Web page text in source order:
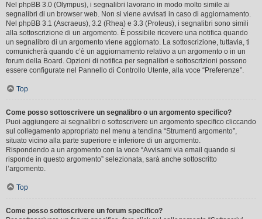
Nel phpBB 3.0 (Olympus), i segnalibri lavorano in modo molto simile ai
segnalibri di un browser web. Non si viene avvisati in caso di aggiornamento.
Nel phpBB 3.1 (Ascraeus), 3.2 (Rhea) e 3.3 (Proteus), i segnalibri sono simili
alla sottoscrizione di un argomento. È possibile ricevere una notifica quando
un segnalibro di un argomento viene aggiornato. La sottoscrizione, tuttavia, ti
comunicherà quando c’è un aggiornamento relativo a un argomento o in un
forum della Board. Opzioni di notifica per segnalibri e sottoscrizioni possono
essere configurate nel Pannello di Controllo Utente, alla voce “Preferenze”.
Top
Come posso sottoscrivere un segnalibro o un argomento specifico?
Puoi aggiungere ai segnalibri o sottoscrivere un argomento specifico cliccando
sul collegamento appropriato nel menu a tendina “Strumenti argomento”,
situato vicino alla parte superiore e inferiore di un argomento.
Rispondendo a un argomento con la voce “Avvisami via email quando si
risponde in questo argomento” selezionata, sarà anche sottoscritto
l’argomento.
Top
Come posso sottoscrivere un forum specifico?